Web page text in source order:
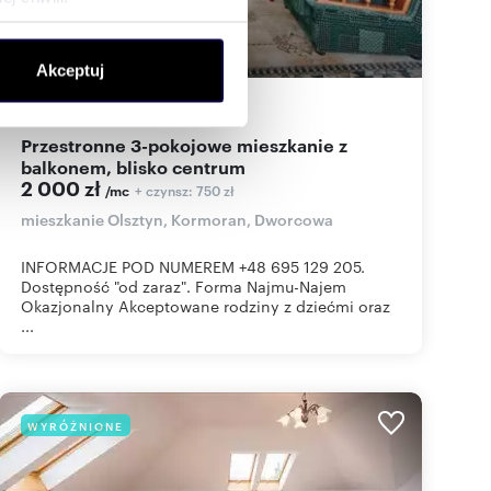
społecznościowym,
od Ciebie lub
Akceptuj
48,27m 3 41zł/m
Przestronne 3-pokojowe mieszkanie z
balkonem, blisko centrum
2 000 zł /mc + czynsz: 750 zł
mieszkanie Olsztyn, Kormoran, Dworcowa
INFORMACJE POD NUMEREM +48 695 129 205.
Dostępność "od zaraz". Forma Najmu-Najem
Okazjonalny Akceptowane rodziny z dziećmi oraz
...
WYRÓŻNIONE